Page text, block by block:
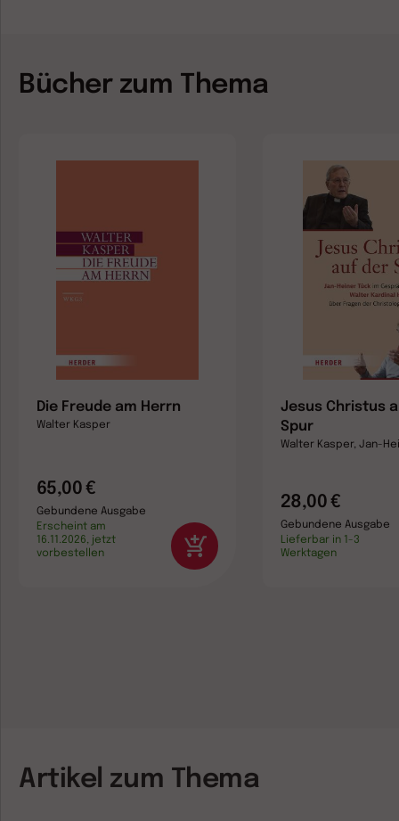
Bücher zum Thema
Die Freude am Herrn
Walter Kasper
65,00 €
Gebundene Ausgabe
Erscheint am
16.11.2026, jetzt
vorbestellen
Jesus Christus
Spur
Walter Kasper, Jan-
28,00 €
Gebundene Ausgabe
Lieferbar in 1-3
Werktagen
Artikel zum Thema